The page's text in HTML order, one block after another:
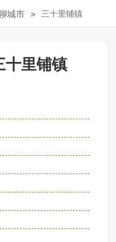
城市 > 三十里铺镇
十里铺镇